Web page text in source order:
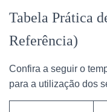
Tabela Prática
Referência)
Confira a seguir o
para a utilização dos